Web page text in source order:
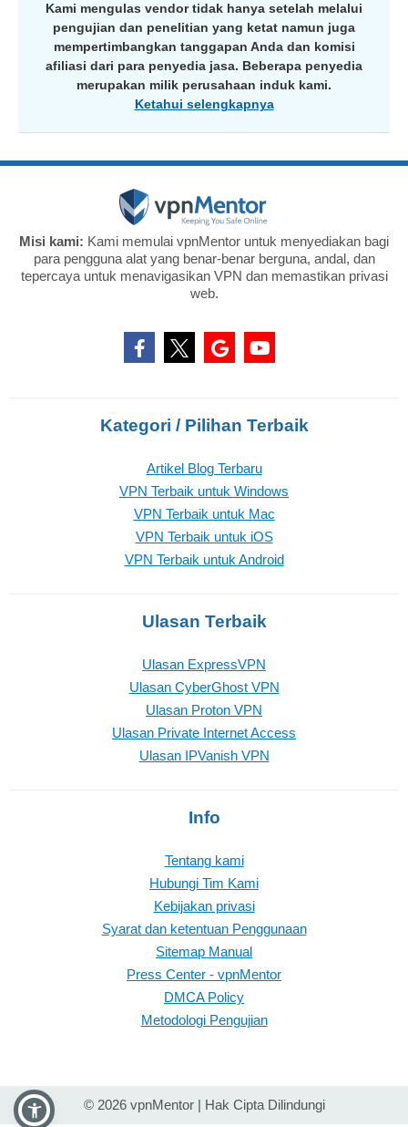
Kami mengulas vendor tidak hanya setelah melalui
pengujian dan penelitian yang ketat namun juga
mempertimbangkan tanggapan Anda dan komisi
afiliasi dari para penyedia jasa. Beberapa penyedia
merupakan milik perusahaan induk kami.
Ketahui selengkapnya
Misi kami: Kami memulai vpnMentor untuk menyediakan bagi
para pengguna alat yang benar-benar berguna, andal, dan
tepercaya untuk menavigasikan VPN dan memastikan privasi
web.
Kategori / Pilihan Terbaik
Artikel Blog Terbaru
VPN Terbaik untuk Windows
VPN Terbaik untuk Mac
VPN Terbaik untuk iOS
VPN Terbaik untuk Android
Ulasan Terbaik
Ulasan ExpressVPN
Ulasan CyberGhost VPN
Ulasan Proton VPN
Ulasan Private Internet Access
Ulasan IPVanish VPN
Info
Tentang kami
Hubungi Tim Kami
Kebijakan privasi
Syarat dan ketentuan Penggunaan
Sitemap Manual
Press Center - vpnMentor
DMCA Policy
Metodologi Pengujian
© 2026 vpnMentor | Hak Cipta Dilindungi